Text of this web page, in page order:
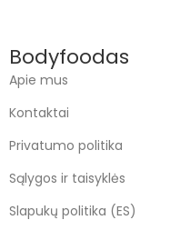
Bodyfoodas
Apie mus
Kontaktai
Privatumo politika
Sąlygos ir taisyklės
Slapukų politika (ES)